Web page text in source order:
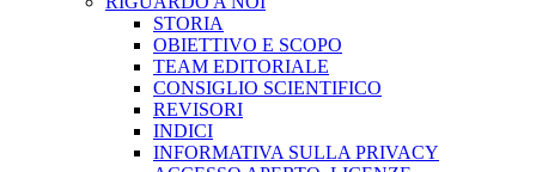
STORIA
OBIETTIVO E SCOPO
TEAM EDITORIALE
CONSIGLIO SCIENTIFICO
REVISORI
INDICI
INFORMATIVA SULLA PRIVACY